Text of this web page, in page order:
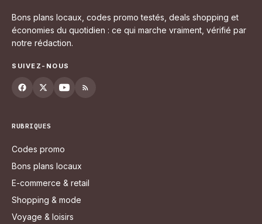
Bons plans locaux, codes promo testés, deals shopping et
économies du quotidien : ce qui marche vraiment, vérifié par
notre rédaction.
SUIVEZ-NOUS
RUBRIQUES
Codes promo
Bons plans locaux
E-commerce & retail
Shopping & mode
Voyage & loisirs